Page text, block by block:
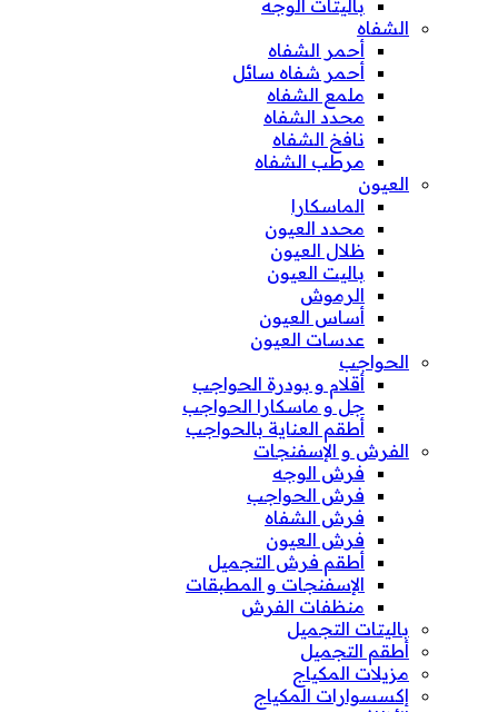
باليتات الوجه
الشفاه
أحمر الشفاه
أحمر شفاه سائل
ملمع الشفاه
محدد الشفاه
نافخ الشفاه
مرطب الشفاه
العيون
الماسكارا
محدد العيون
ظلال العيون
باليت العيون
الرموش
أساس العيون
عدسات العيون
الحواجب
أقلام و بودرة الحواجب
جل و ماسكارا الحواجب
أطقم العناية بالحواجب
الفرش و الإسفنجات
فرش الوجه
فرش الحواجب
فرش الشفاه
فرش العيون
أطقم فرش التجميل
الإسفنجات و المطبقات
منظفات الفرش
باليتات التجميل
أطقم التجميل
مزيلات المكياج
إكسسوارات المكياج